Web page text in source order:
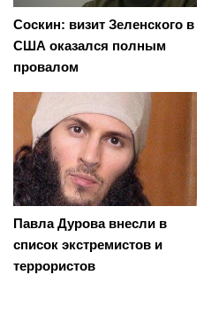
Соскин: визит Зеленского в
США оказался полным
провалом
Павла Дурова внесли в
список экстремистов и
террористов